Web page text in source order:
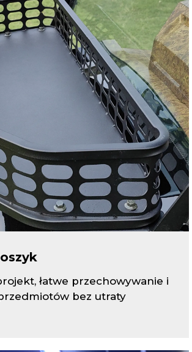
łatwe przechowywanie i
bez utraty